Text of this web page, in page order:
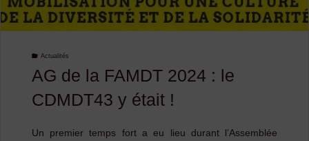
Basaltiques
Actualités
AG de la FAMDT 2024 : le
CDMDT43 y était !
Un premier temps fort a eu lieu durant l’Assemblée